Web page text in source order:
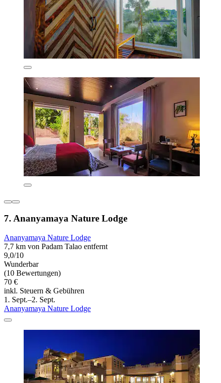
7. Ananyamaya Nature Lodge
Ananyamaya Nature Lodge
7,7 km von Padam Talao entfernt
9,0/10
Wunderbar
(10 Bewertungen)
70 €
inkl. Steuern & Gebühren
1. Sept.–2. Sept.
Ananyamaya Nature Lodge